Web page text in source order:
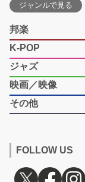
ジャンルで見る
邦楽
K-POP
ジャズ
映画／映像
その他
FOLLOW US